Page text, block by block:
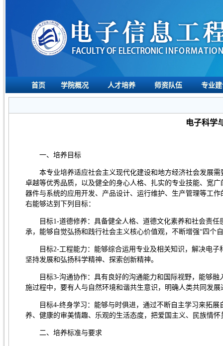
首页 学院概况 人才培养 师资队伍 专业
电子科学
一、培养目标
本专业培养适应社会主义现代化建设和地方经济社会发展
卓越等优秀品质，以及健全的身心人格、扎实的专业技能、宽
器件与系统的应用开发、产品设计、运行维护、生产管理等工
右能够达到下列目标：
目标1-道德修养：具备健全人格、道德文化素养和社会责
承，能够自觉弘扬和践行社会主义核心价值观，不断增强“四个
目标2-工程能力：能够综合运用专业及相关知识，解决电
坚持发展和弘扬科学精神、探索创新精神。
目标3-沟通协作：具有良好的沟通能力和国际视野，能够
施过程中，要有人与自然环境和谐共生意识，明确人类共同发展
目标4-终身学习：能够与时俱进，通过不断自主学习来拓
养、健康的审美情趣、乐观的生活态度，把爱国主义、民族情
二、培养标准与要求